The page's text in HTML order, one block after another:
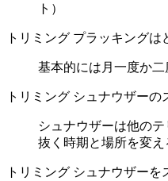
ト）
トリミング プラッキングは
基本的には月一度か
トリミング シュナウザーの
シュナウザーは他の
抜く時期と場所を変
トリミング シュナウザーを